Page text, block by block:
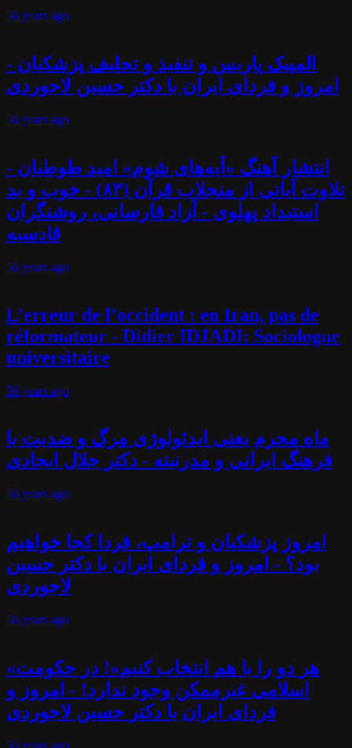
56 years ago
المپیک پاریس و تنفیذ و تحلیف پزشکیان -
امروز و فردای ایران با دکتر حسین لاجوردی
56 years ago
انتشار آهنگ «آیه‌های شوم» امید طوطیان -
تلاوت آیاتی از منجلاب قرآن (۸۳) - خوب و بد
استبداد پهلوی - آزاد فارسانی، روشنگران
قادسیه
56 years ago
L’erreur de l’occident : en Iran, pas de
réformateur - Didier IDJADI: Sociologue
universitaire
56 years ago
ماه محرم یعنی ایدئولوژی مرگ و ضدیت با
فرهنگ ایرانی و مدرنیته - دکتر جلال ایجادی
56 years ago
امروز پزشکیان و ترامپ، فردا کجا خواهیم
بود؟ - امروز و فردای ایران با دکتر حسین
لاجوردی
56 years ago
«هر دو را با هم انتخاب کنیم»! در حکومت
اسلامی غیرممکن وجود ندارد! - امروز و
فردای ایران با دکتر حسین لاجوردی
56 years ago